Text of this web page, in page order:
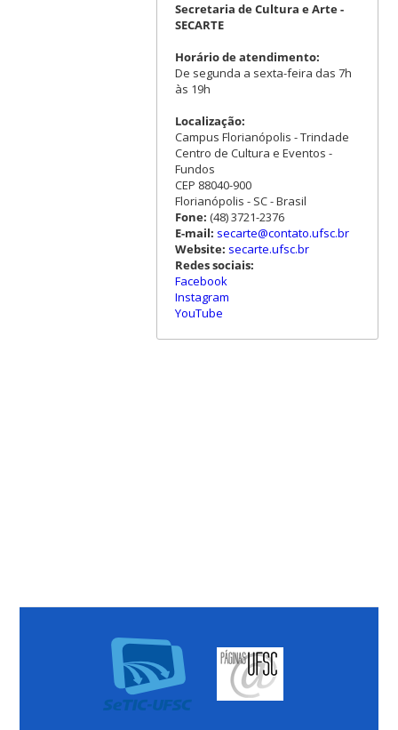
Secretaria de Cultura e Arte -
SECARTE
Horário de atendimento:
De segunda a sexta-feira das 7h
às 19h
Localização:
Campus Florianópolis - Trindade
Centro de Cultura e Eventos -
Fundos
CEP 88040-900
Florianópolis - SC - Brasil
Fone: (48) 3721-2376
E-mail: secarte@contato.ufsc.br
Website: secarte.ufsc.br
Redes sociais:
Facebook
Instagram
YouTube